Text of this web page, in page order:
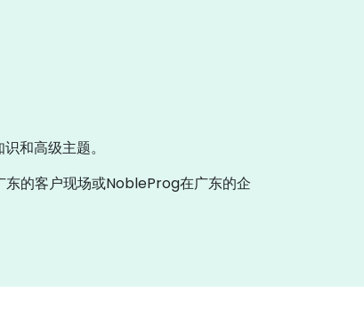
和高级主题。
东的客户现场或NobleProg在广东的企